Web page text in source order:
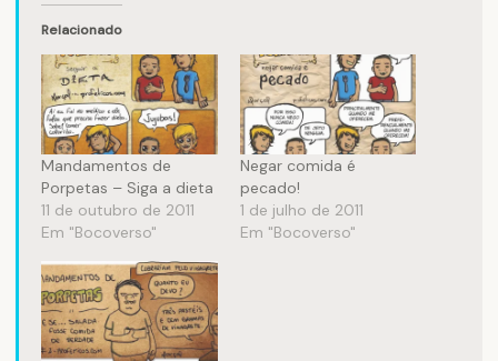
Relacionado
Mandamentos de
Porpetas – Siga a dieta
11 de outubro de 2011
Em "Bocoverso"
Negar comida é
pecado!
1 de julho de 2011
Em "Bocoverso"